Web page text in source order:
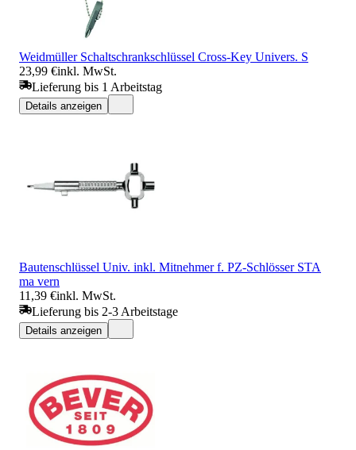
Weidmüller Schaltschrankschlüssel Cross-Key Univers. S
23,99 €inkl. MwSt.
Lieferung bis 1 Arbeitstag
Details anzeigen
Bautenschlüssel Univ. inkl. Mitnehmer f. PZ-Schlösser STA
ma vern
11,39 €inkl. MwSt.
Lieferung bis 2-3 Arbeitstage
Details anzeigen